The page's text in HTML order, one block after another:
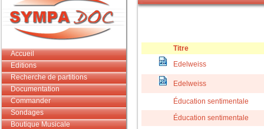
Accueil
Editions
Recherche de partitions
Documentation
Commander
Sondages
Boutique Musicale
Titre
Edelweiss
Edelweiss
Éducation sentimentale
Éducation sentimentale